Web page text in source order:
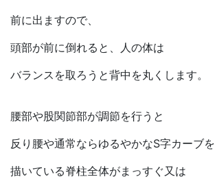
前に出ますので、
頭部が前に倒れると、人の体は
バランスを取ろうと背中を丸くします。
腰部や股関節部が調節を行うと
反り腰や通常ならゆるやかなS字カーブを
描いている脊柱全体がまっすぐ又は